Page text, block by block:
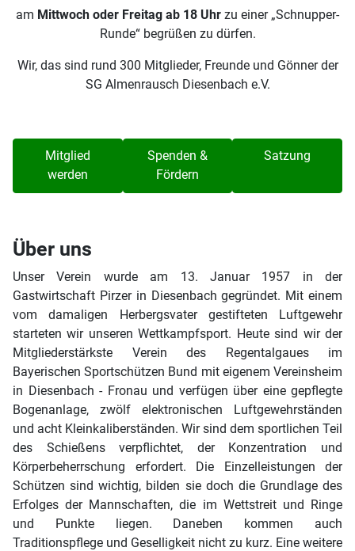
am Mittwoch oder Freitag ab 18 Uhr zu einer „Schnupper-
Runde“ begrüßen zu dürfen.
Wir, das sind rund 300 Mitglieder, Freunde und Gönner der
SG Almenrausch Diesenbach e.V.
Mitglied
werden
Spenden &
Fördern
Satzung
Über uns
Unser Verein wurde am 13. Januar 1957 in der
Gastwirtschaft Pirzer in Diesenbach gegründet. Mit einem
vom damaligen Herbergsvater gestifteten Luftgewehr
starteten wir unseren Wettkampfsport. Heute sind wir der
Mitgliederstärkste Verein des Regentalgaues im
Bayerischen Sportschützen Bund mit eigenem Vereinsheim
in Diesenbach - Fronau und verfügen über eine gepflegte
Bogenanlage, zwölf elektronischen Luftgewehrständen
und acht Kleinkaliberständen. Wir sind dem sportlichen Teil
des Schießens verpflichtet, der Konzentration und
Körperbeherrschung erfordert. Die Einzelleistungen der
Schützen sind wichtig, bilden sie doch die Grundlage des
Erfolges der Mannschaften, die im Wettstreit und Ringe
und Punkte liegen. Daneben kommen auch
Traditionspflege und Geselligkeit nicht zu kurz. Eine weitere